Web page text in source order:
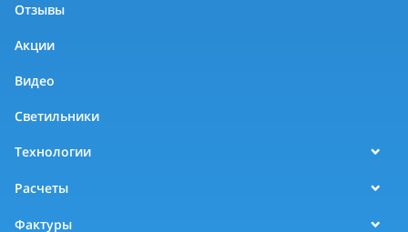
Отзывы
Акции
Видео
Светильники
Технологии
Расчеты
Фактуры